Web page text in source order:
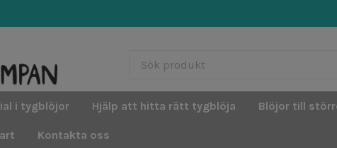
i tygblöjor Hjälp att hitta rätt tygblöja Blöjor till
Kontakta oss